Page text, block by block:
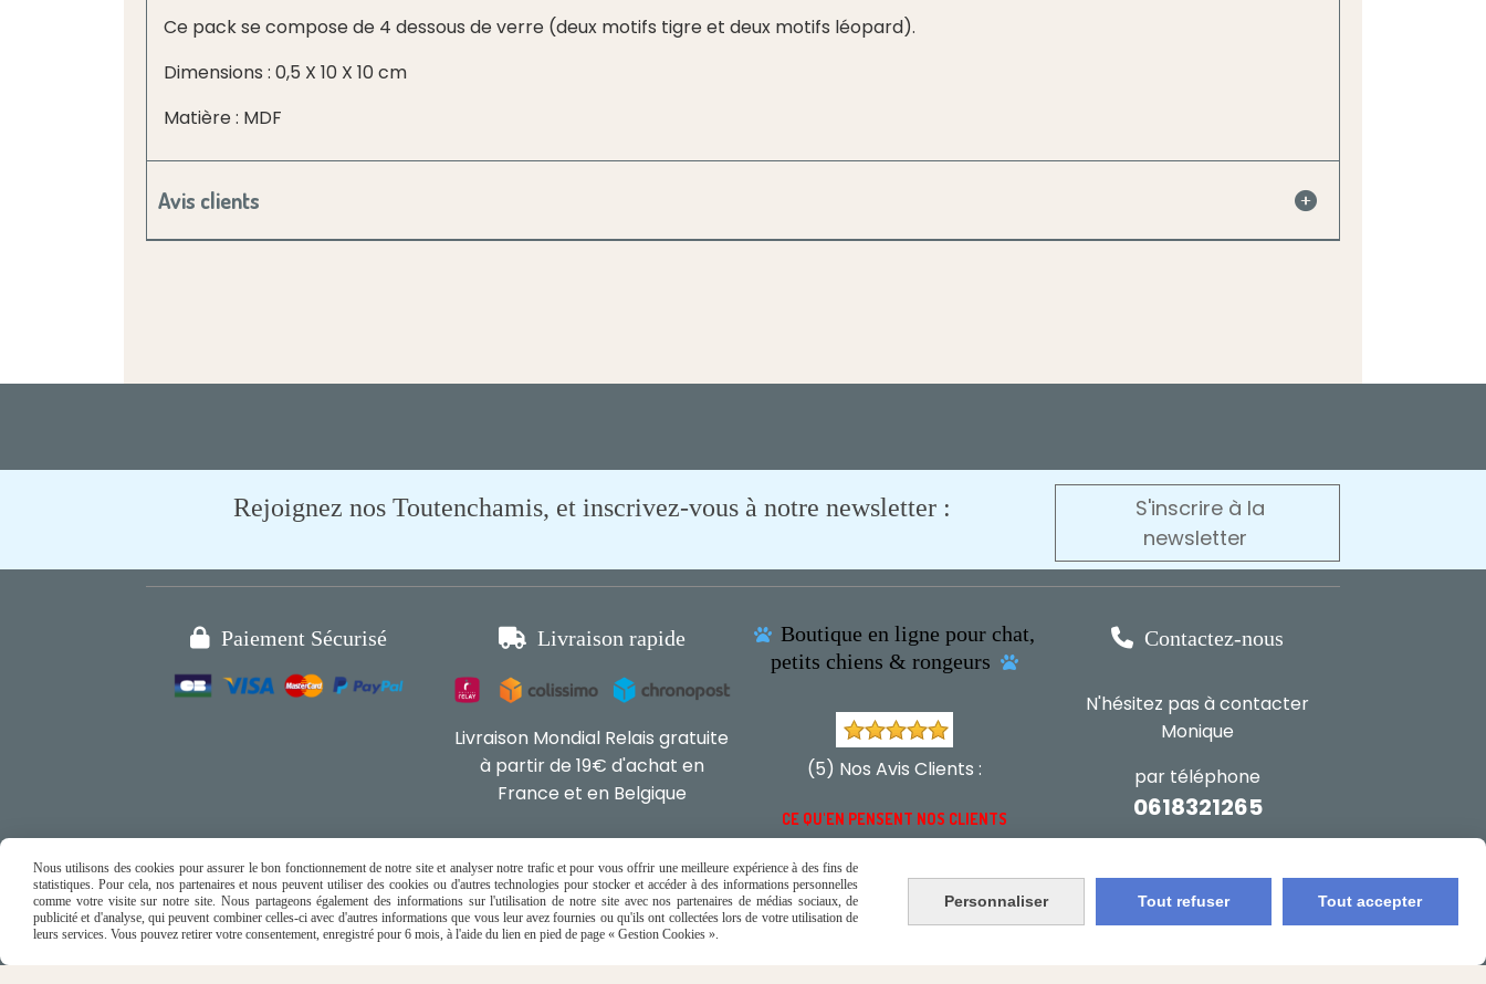
Ce pack se compose de 4 dessous de verre (deux motifs tigre et deux motifs léopard).
Dimensions : 0,5 X 10 X 10 cm
Matière : MDF
Avis clients
Rejoignez nos Toutenchamis, et inscrivez-vous à notre newsletter :
S'inscrire à la
newsletter
 Paiement Sécurisé  Livraison rapide
Livraison Mondial Relais gratuite
à partir de 19€ d'achat en
France et en Belgique
 Boutique en ligne pour chat,
petits chiens & rongeurs

(5) Nos Avis Clients :
CE QU'EN PENSENT NOS CLIENTS
 Contactez-nous
N'hésitez pas à contacter
Monique
par téléphone
0618321265
ENVOYER UN MESSAGE
Nous utilisons des cookies pour assurer le bon fonctionnement de notre site et analyser notre trafic et pour vous offrir une meilleure expérience à des fins de
statistiques. Pour cela, nos partenaires et nous peuvent utiliser des cookies ou d'autres technologies pour stocker et accéder à des informations personnelles
comme votre visite sur notre site. Nous partageons également des informations sur l'utilisation de notre site avec nos partenaires de médias sociaux, de
publicité et d'analyse, qui peuvent combiner celles-ci avec d'autres informations que vous leur avez fournies ou qu'ils ont collectées lors de votre utilisation de
leurs services. Vous pouvez retirer votre consentement, enregistré pour 6 mois, à l'aide du lien en pied de page « Gestion Cookies ».
Personnaliser Tout refuser Tout accepter